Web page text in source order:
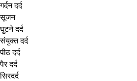
गर्दन दर्द
सूजन
घुटने दर्द
संयुक्त दर्द
पीठ दर्द
पैर दर्द
सिरदर्द